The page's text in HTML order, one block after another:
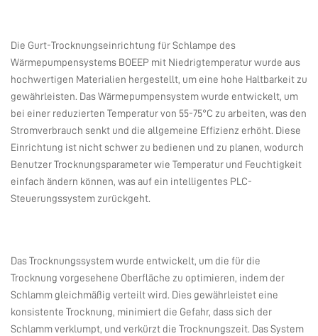
Die Gurt-Trocknungseinrichtung für Schlampe des
Wärmepumpensystems BOEEP mit Niedrigtemperatur wurde aus
hochwertigen Materialien hergestellt, um eine hohe Haltbarkeit zu
gewährleisten. Das Wärmepumpensystem wurde entwickelt, um
bei einer reduzierten Temperatur von 55-75°C zu arbeiten, was den
Stromverbrauch senkt und die allgemeine Effizienz erhöht. Diese
Einrichtung ist nicht schwer zu bedienen und zu planen, wodurch
Benutzer Trocknungsparameter wie Temperatur und Feuchtigkeit
einfach ändern können, was auf ein intelligentes PLC-
Steuerungssystem zurückgeht.
Das Trocknungssystem wurde entwickelt, um die für die
Trocknung vorgesehene Oberfläche zu optimieren, indem der
Schlamm gleichmäßig verteilt wird. Dies gewährleistet eine
konsistente Trocknung, minimiert die Gefahr, dass sich der
Schlamm verklumpt, und verkürzt die Trocknungszeit. Das System